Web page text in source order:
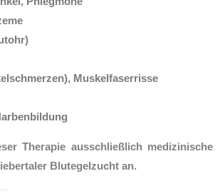
Muskelfaserrisse
Therapie ausschließlich medizinische
Blutegelzucht an.